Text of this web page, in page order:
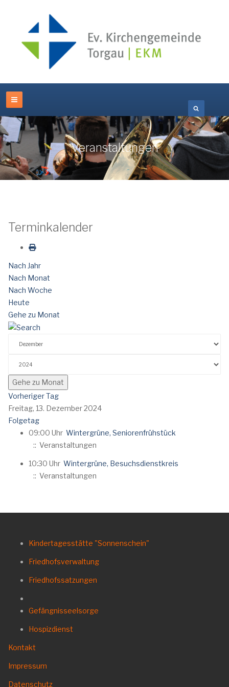
Veranstaltungen
Terminkalender
Nach Jahr
Nach Monat
Nach Woche
Heute
Gehe zu Monat
Gehe zu Monat
Vorheriger Tag
Freitag, 13. Dezember 2024
Folgetag
09:00 Uhr Wintergrüne, Seniorenfrühstück
:: Veranstaltungen
10:30 Uhr Wintergrüne, Besuchsdienstkreis
:: Veranstaltungen
Kindertagesstätte "Sonnenschein"
Friedhofsverwaltung
Friedhofssatzungen
Gefängnisseelsorge
Hospizdienst
Kontakt
Impressum
Datenschutz